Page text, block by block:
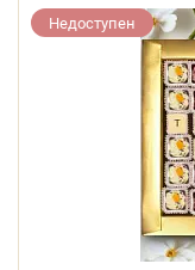
Недоступен